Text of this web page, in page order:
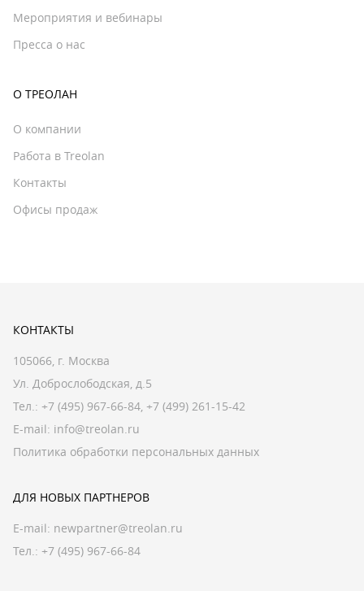
Мероприятия и вебинары
Пресса о нас
О ТРЕОЛАН
О компании
Работа в Treolan
Контакты
Офисы продаж
КОНТАКТЫ
105066, г. Москва
Ул. Доброслободская, д.5
Тел.: +7 (495) 967-66-84 +7 (499) 261-15-42
E-mail: info@treolan.ru
Политика обработки персональных данных
ДЛЯ НОВЫХ ПАРТНЕРОВ
E-mail: newpartner@treolan.ru
Тел.: +7 (495) 967-66-84